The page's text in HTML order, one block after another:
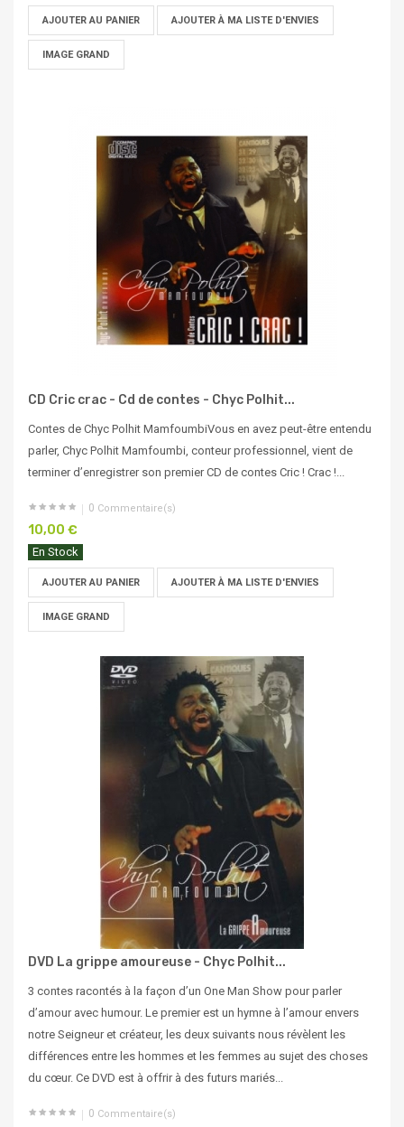
AJOUTER AU PANIER AJOUTER À MA LISTE D'ENVIES
IMAGE GRAND
CD Cric crac - Cd de contes - Chyc Polhit...
Contes de Chyc Polhit MamfoumbiVous en avez peut-être entendu
parler, Chyc Polhit Mamfoumbi, conteur professionnel, vient de
terminer d’enregistrer son premier CD de contes Cric ! Crac !...
0 Commentaire(s)
10,00 €
En Stock
AJOUTER AU PANIER AJOUTER À MA LISTE D'ENVIES
IMAGE GRAND
DVD La grippe amoureuse - Chyc Polhit...
3 contes racontés à la façon d’un One Man Show pour parler
d’amour avec humour. Le premier est un hymne à l’amour envers
notre Seigneur et créateur, les deux suivants nous révèlent les
différences entre les hommes et les femmes au sujet des choses
du cœur. Ce DVD est à offrir à des futurs mariés...
0 Commentaire(s)